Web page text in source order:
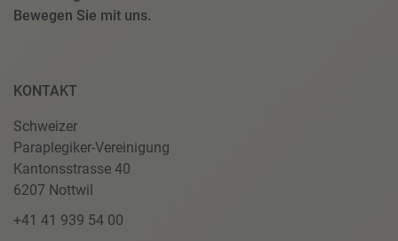
Bewegen Sie mit uns.
KONTAKT
Schweizer
Paraplegiker-Vereinigung
Kantonsstrasse 40
6207 Nottwil
+41 41 939 54 00